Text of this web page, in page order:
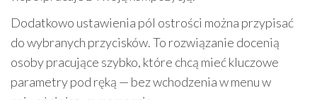
Dodatkowo ustawienia pól ostrości można przypisać
do wybranych przycisków. To rozwiązanie docenią
osoby pracujące szybko, które chcą mieć kluczowe
parametry pod ręką — bez wchodzenia w menu w